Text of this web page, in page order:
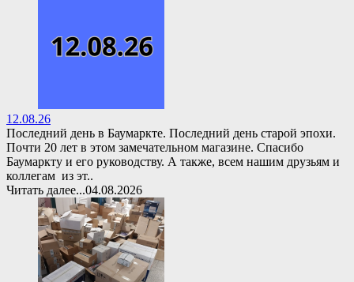
12.08.26
Последний день в Баумаркте. Последний день старой эпохи.
Почти 20 лет в этом замечательном магазине. Спасибо
Баумаркту и его руководству. А также, всем нашим друзьям и
коллегам из эт..
Читать далее...04.08.2026